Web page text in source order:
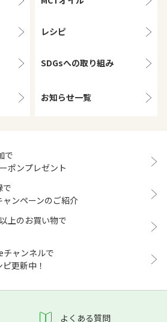
レシピ
SDGsへの取り組み
お知らせ一覧
で
ポンプレゼント
で
ャンペーンのご紹介
上のお買い物で
チャンネルで
更新中！
よくある質問